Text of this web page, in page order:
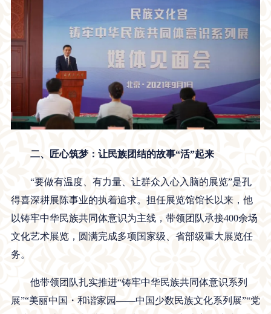
二、匠心筑梦：让民族团结的故事“活”起来
“要做有温度、有力量、让群众入心入脑的展览”是孔
得喜深耕展陈事业的执着追求。担任展览馆馆长以来，他
以铸牢中华民族共同体意识为主线，带领团队承接400余场
文化艺术展览，圆满完成多项国家级、省部级重大展览任
务。
他带领团队扎实推进“铸牢中华民族共同体意识系列
展”“美丽中国・和谐家园——中国少数民族文化系列展”“党